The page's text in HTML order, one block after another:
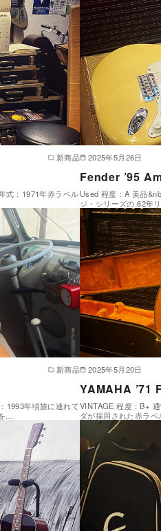
新商品
式：1971年赤ラベル
2025年5月26日
Fender ’95
Used 程度：A 美品
ジ・シリーズの 62年
新商品
1993年頃旅に連れて
…
2025年5月20日
YAMAHA ’71
VINTAGE 程度：B+
ダが採用された赤ラ